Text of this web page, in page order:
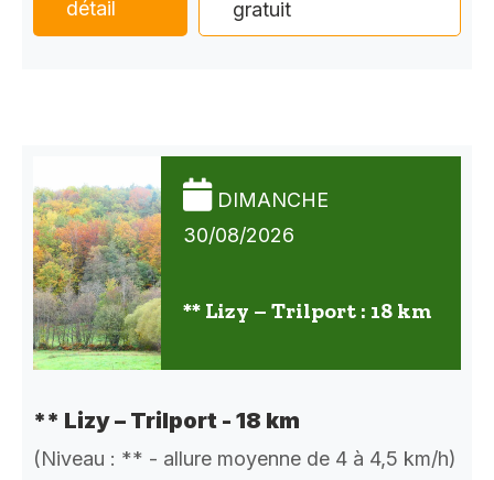
détail gratuit
DIMANCHE
30/08/2026
** Lizy – Trilport : 18 km
** Lizy – Trilport - 18 km
(Niveau : ** - allure moyenne de 4 à 4,5 km/h)